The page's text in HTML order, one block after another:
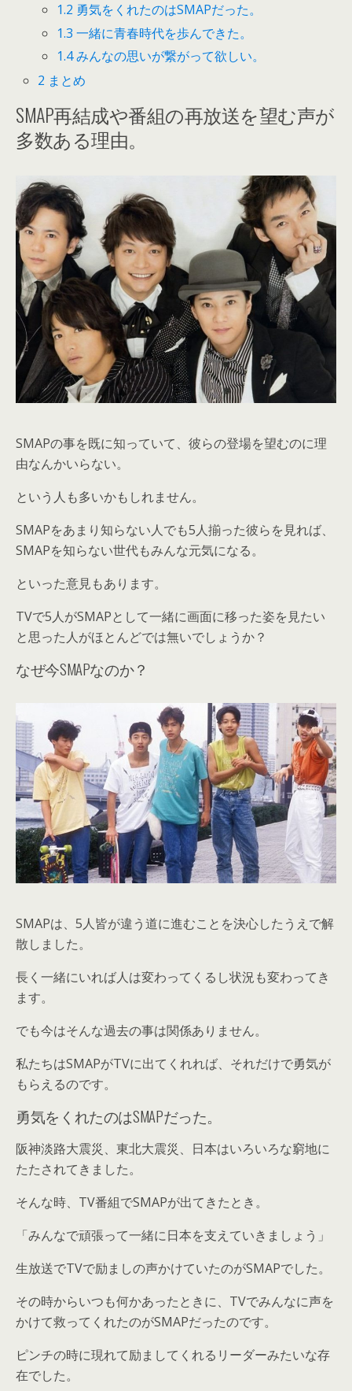
1.2 勇気をくれたのはSMAPだった。
1.3 一緒に青春時代を歩んできた。
1.4みんなの思いが繋がって欲しい。
2 まとめ
SMAP再結成や番組の再放送を望む声が
多数ある理由。
SMAPの事を既に知っていて、彼らの登場を望むのに理
由なんかいらない。
という人も多いかもしれません。
SMAPをあまり知らない人でも5人揃った彼らを見れば、
SMAPを知らない世代もみんな元気になる。
といった意見もあります。
TVで5人がSMAPとして一緒に画面に移った姿を見たい
と思った人がほとんどでは無いでしょうか？
なぜ今SMAPなのか？
SMAPは、5人皆が違う道に進むことを決心したうえで解
散しました。
長く一緒にいれば人は変わってくるし状況も変わってき
ます。
でも今はそんな過去の事は関係ありません。
私たちはSMAPがTVに出てくれれば、それだけで勇気が
もらえるのです。
勇気をくれたのはSMAPだった。
阪神淡路大震災、東北大震災、日本はいろいろな窮地に
たたされてきました。
そんな時、TV番組でSMAPが出てきたとき。
「みんなで頑張って一緒に日本を支えていきましょう」
生放送でTVで励ましの声かけていたのがSMAPでした。
その時からいつも何かあったときに、TVでみんなに声を
かけて救ってくれたのがSMAPだったのです。
ピンチの時に現れて励ましてくれるリーダーみたいな存
在でした。